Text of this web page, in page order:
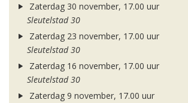
Zaterdag 30 november, 17.00 uur
Sleutelstad 30
Zaterdag 23 november, 17.00 uur
Sleutelstad 30
Zaterdag 16 november, 17.00 uur
Sleutelstad 30
Zaterdag 9 november, 17.00 uur